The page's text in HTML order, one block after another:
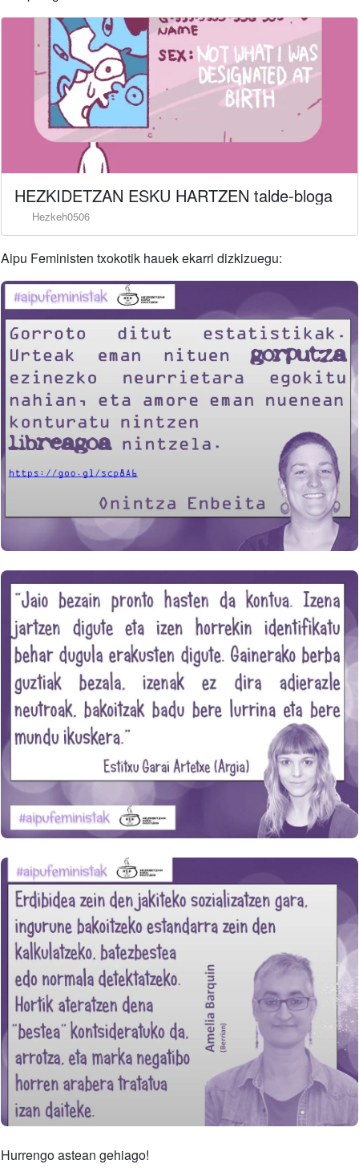
HEZKIDETZAN ESKU HARTZEN talde-bloga
Hezkeh0506
Aipu Feministen txokotik hauek ekarri dizkizuegu:
Hurrengo astean gehiago!